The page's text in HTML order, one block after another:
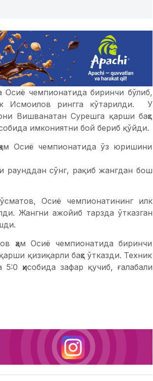
Осиё чемпионатида биринчи бўлиб,
Исмоилов рингга кўтарилди. У
Вишванатан Сурешга қарши баҳс
имкониятни бой бериб қўйди.
Осиё чемпионатида ўз юришини
раунддан сўнг, рақиб жангдан бош
Осиё чемпионатининг илк
Жангни ажойиб тарзда ўтказган
ҳам Осиё чемпионатида биринчи
қизиқарли баҳс ўтказди. Техник
ҳисобида зафар қучиб, ғалабали